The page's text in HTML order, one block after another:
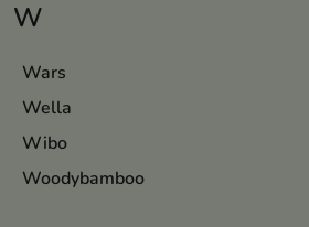
W
Wars
Wella
Wibo
Woodybamboo